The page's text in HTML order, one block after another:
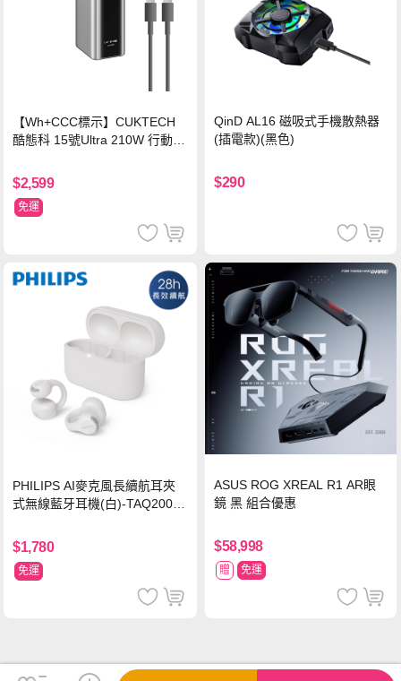
【Wh+CCC標示】CUKTECH
酷態科 15號Ultra 210W 行動電
$2,599
免運
QinD AL16 磁吸式手機散熱器
(插電款)(黑色)
$290
PHILIPS AI麥克風長續航耳夾
式無線藍牙耳機(白)-TAQ2000
$1,780
免運
ASUS ROG XREAL R1 AR眼
鏡 黑 組合優惠
$58,998
贈 免運